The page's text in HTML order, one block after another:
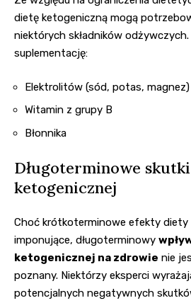
dietę ketogeniczną mogą
niektórych składników
suplementację:
Elektrolitów (sód, potas, magnez)
Witamin z grupy B
Błonnika
Długoterminowe
ketogenicznej
Choć krótkoterminowe efekty diety
imponujące, długoterminowy
ketogenicznej na zdrowie nie
poznany. Niektórzy eksperci
potencjalnych negatywnych